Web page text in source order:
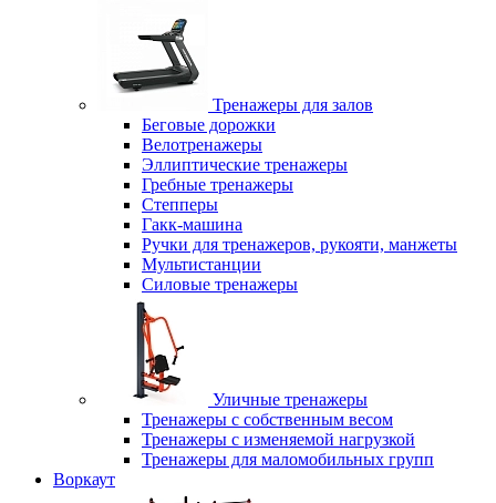
Тренажеры для залов
Беговые дорожки
Велотренажеры
Эллиптические тренажеры
Гребные тренажеры
Степперы
Гакк-машина
Ручки для тренажеров, рукояти, манжеты
Мультистанции
Силовые тренажеры
Уличные тренажеры
Тренажеры с собственным весом
Тренажеры с изменяемой нагрузкой
Тренажеры для маломобильных групп
Воркаут